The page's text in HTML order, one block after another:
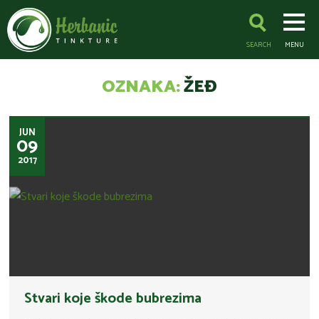
SEARCH MENU
OZNAKA:ŽEĐ
JUN
09
2017
Stvari koje škode bubrezima